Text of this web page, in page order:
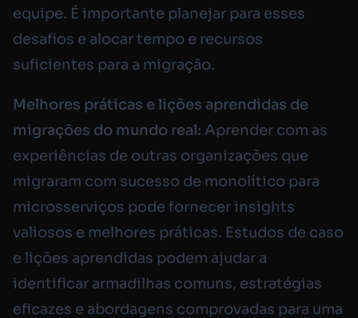
equipe. É importante planejar para esses
desafios e alocar tempo e recursos
suficientes para a migração.
Melhores práticas e lições aprendidas de
migrações do mundo real: Aprender com as
experiências de outras organizações que
migraram com sucesso de monolítico para
microsserviços pode fornecer insights
valiosos e melhores práticas. Estudos de caso
e lições aprendidas podem ajudar a
identificar armadilhas comuns, estratégias
eficazes e abordagens comprovadas para uma